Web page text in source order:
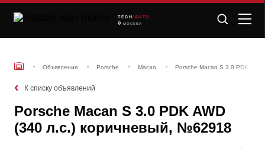
TECH /AUTO
МОСКВА
Объявления Porsche Macan Porsche Macan S 3.0 PDK
К списку объявлений
Porsche Macan S 3.0 PDK AWD
(340 л.с.) коричневый, №62918